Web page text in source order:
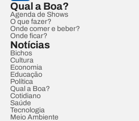
Qual a Boa?
Agenda de Shows
O que fazer?
Onde comer e beber?
Onde ficar?
Notícias
Bichos
Cultura
Economia
Educação
Política
Qual a Boa?
Cotidiano
Saúde
Tecnologia
Meio Ambiente